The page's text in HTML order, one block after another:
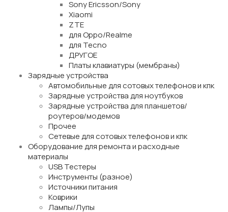
Sony Ericsson/Sony
Xiaomi
ZTE
для Oppo/Realme
для Tecno
ДРУГОЕ
Платы клавиатуры (мембраны)
Зарядные устройства
Автомобильные для сотовых телефонов и кпк
Зарядные устройства для ноутбуков
Зарядные устройства для планшетов/
роутеров/модемов
Прочее
Сетевые для сотовых телефонов и кпк
Оборудование для ремонта и расходные
материалы
USB Тестеры
Инструменты (разное)
Источники питания
Коврики
Лампы/Лупы